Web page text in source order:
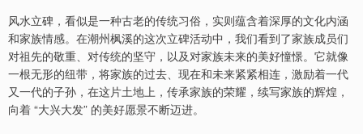
风水立碑，看似是一种古老的传统习俗，实则蕴含着深厚的文化内涵
和家族情感。在潮州枫溪的这次立碑活动中，我们看到了家族成员们
对祖先的敬重、对传统的坚守，以及对家族未来的美好憧憬。它就像
一根无形的纽带，将家族的过去、现在和未来紧紧相连，激励着一代
又一代的子孙，在这片土地上，传承家族的荣耀，续写家族的辉煌，
向着 “大兴大发” 的美好愿景不断迈进。